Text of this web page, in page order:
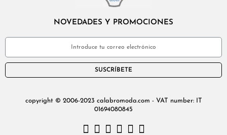
NOVEDADES Y PROMOCIONES
SUSCRÍBETE
copyright © 2006-2023 calabromoda.com - VAT number: IT
01694080845